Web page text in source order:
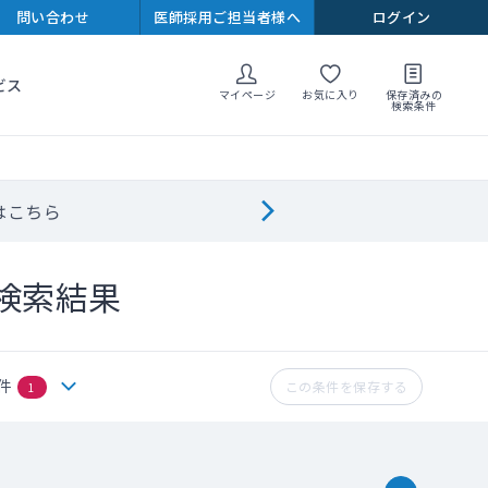
問い合わせ 医師採用ご担当者様へ ログイン
ス マイページ お気に入り 保存済みの
検索条件
ちら
索結果
1 この条件を保存する